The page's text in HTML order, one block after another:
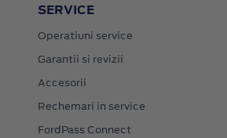
SERVICE
Operatiuni service
Garantii si revizii
Accesorii
Rechemari in service
FordPass Connect